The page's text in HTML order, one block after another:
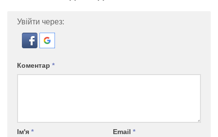
Увійти через:
Коментар *
Ім'я * Email *